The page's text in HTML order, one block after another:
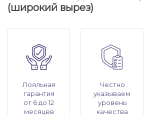
(широкий вырез)
Лояльная
гарантия
от 6 до 12
месяцев
Честно
указываем
уровень
качества